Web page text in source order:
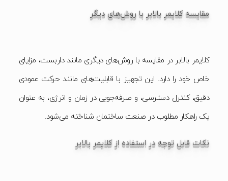
مقایسه کلایمر بالابر با روش‌های دیگر
کلایمر بالابر در مقایسه با روش‌های دیگری مانند داربست، مزایای
خاص خود را دارد. این تجهیز با قابلیت‌های مانند حرکت عمودی
دقیق، کنترل دسترسی، و صرفه‌جویی در زمان و انرژی، به عنوان
یک راهکار مطلوب در صنعت ساختمان شناخته می‌شود.
نکات قابل توجه در استفاده از کلایمر بالابر